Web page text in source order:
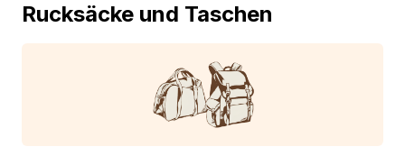
Rucksäcke und Taschen